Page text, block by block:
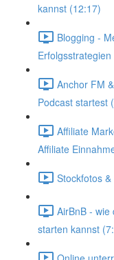
kannst (12:17)
Blogging -
Anchor FM
Podcast startest
Affiliate
Affiliate
Stockfotos
AirBnB - wie
starten kannst